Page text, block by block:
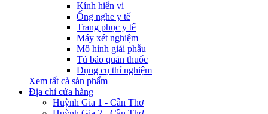
Kính hiển vi
Ống nghe y tế
Trang phục y tế
Máy xét nghiệm
Mô hình giải phẫu
Tủ bảo quản thuốc
Dụng cụ thí nghiệm
Xem tất cả sản phẩm
Địa chỉ cửa hàng
Huỳnh Gia 1 - Cần Thơ